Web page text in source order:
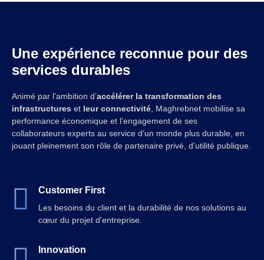
Une expérience reconnue pour des
services durables
Animé par l’ambition d’accélérer la transformation des
infrastructures et leur connectivité, Maghrebnet mobilise sa
performance économique et l’engagement de ses
collaborateurs experts au service d’un monde plus durable, en
jouant pleinement son rôle de partenaire privé, d’utilité publique.
Customer First
Les besoins du client et la durabilité de nos solutions au
cœur du projet d'entreprise.
Innovation